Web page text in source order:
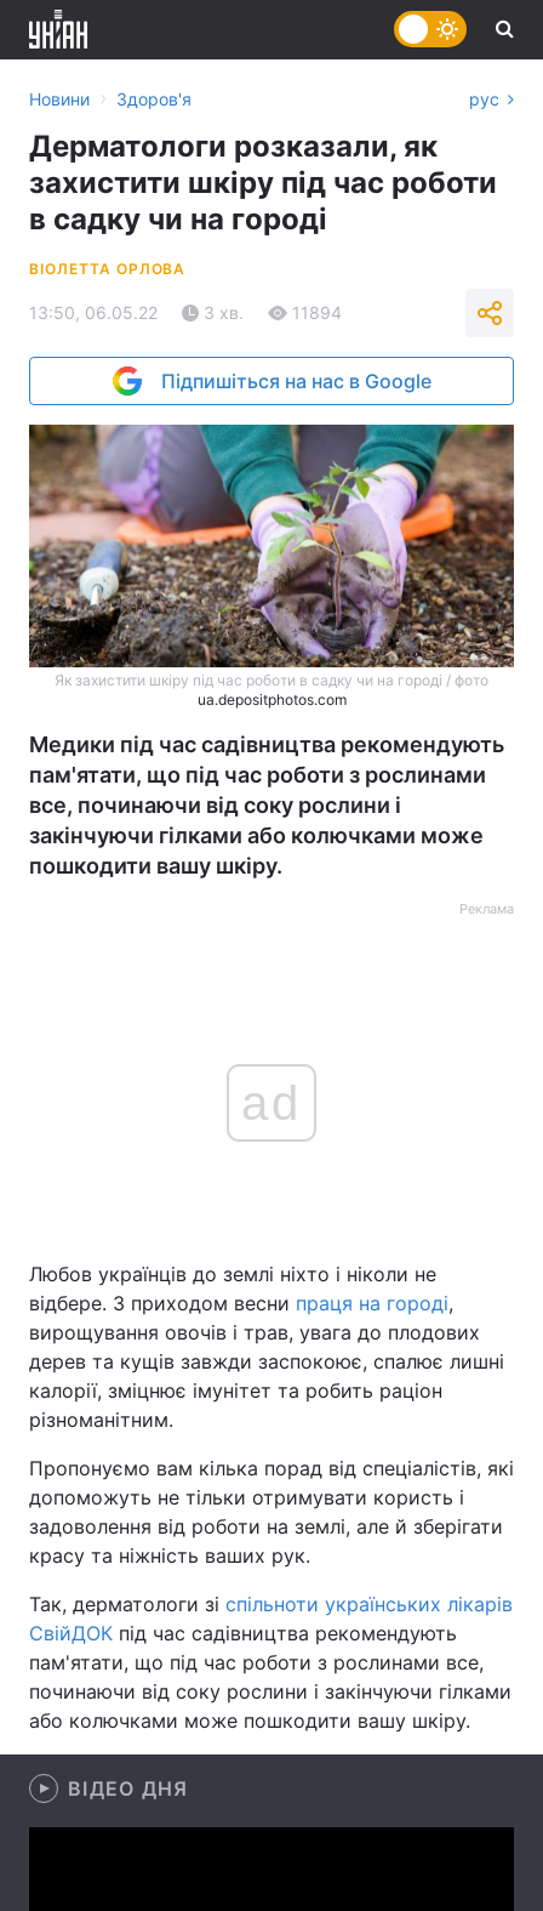
Економіка Світ
Спорт Наука
Техно і зв'язок Лайт
Інциденти
Здоров'я Туризм
Цікавинки Погода
Екологія Регіони
Лонгріди
Інтерв'ю
Новини › Здоров'я рус
Дерматологи розказали, як
захистити шкіру під час роботи
в садку чи на городі
ВІОЛЕТТА ОРЛОВА
13:50, 06.05.22 3 хв. 11894
Підпишіться на нас в Google
Як захистити шкіру під час роботи в садку чи на городі / фото
ua.depositphotos.com
Медики під час садівництва рекомендують
пам'ятати, що під час роботи з рослинами
все, починаючи від соку рослини і
закінчуючи гілками або колючками може
пошкодити вашу шкіру.
Реклама
ad
Любов українців до землі ніхто і ніколи не
відбере. З приходом весни праця на городі,
вирощування овочів і трав, увага до плодових
дерев та кущів завжди заспокоює, спалює лишні
калорії, зміцнює імунітет та робить раціон
різноманітним.
Пропонуємо вам кілька порад від спеціалістів, які
допоможуть не тільки отримувати користь і
задоволення від роботи на землі, але й зберігати
красу та ніжність ваших рук.
Так, дерматологи зі спільноти українських лікарів
СвійДОК під час садівництва рекомендують
пам'ятати, що під час роботи з рослинами все,
починаючи від соку рослини і закінчуючи гілками
або колючками може пошкодити вашу шкіру.
ВІДЕО ДНЯ